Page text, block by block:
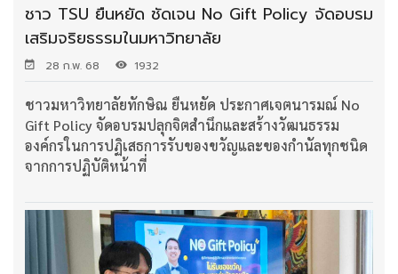
ชาว TSU ยืนหยัด ชัดเจน No Gift Policy จัดอบรม
เสริมจริยธรรมในมหาวิทยาลัย
28 ก.พ. 68 1932
ชาวมหาวิทยาลัยทักษิณ ยืนหยัด ประกาศเจตนารมณ์ No
Gift Policy จัดอบรมปลุกจิตสำนึกและสร้างวัฒนธรรม
องค์กรในการปฏิเสธการรับของขวัญและของกำนัลทุกชนิด
จากการปฏิบัติหน้าที่